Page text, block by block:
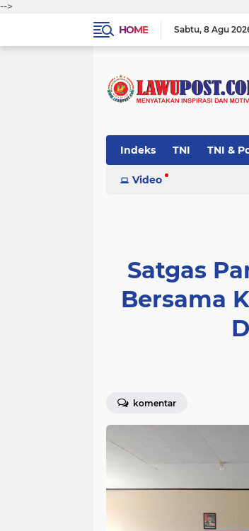
-->
HOME
Sabtu 8 Agu
Indeks TNI TNI &
Video
Satgas
Bersama
komentar